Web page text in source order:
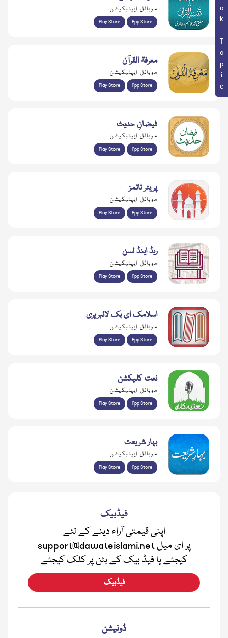
Book Topic موبائل ایپلیکیشن
Play Store App Store
معرفۃ القرآن
موبائل ایپلیکیشن
Play Store App Store
فیضانِ حدیث
موبائل ایپلیکیشن
Play Store App Store
پریئر ٹائمز
موبائل ایپلیکیشن
Play Store App Store
ریڈ اینڈ لسن
موبائل ایپلیکیشن
Play Store App Store
اسلامک ای بک لائبریری
موبائل ایپلیکیشن
Play Store App Store
نعت کلیکشن
موبائل ایپلیکیشن
Play Store App Store
بہار شریعت
موبائل ایپلیکیشن
Play Store App Store
فیڈبیک
اپنی قیمتی آراء دینے کے لئے
support@dawateislami.net پر ای میل
کیجئے یا فیڈ بیک کے بٹن پر کلک کیجئے
فیڈبیک
ڈونیشن